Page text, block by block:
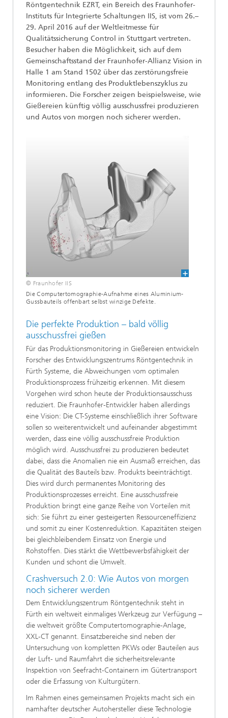
Röntgentechnik EZRT, ein Bereich des Fraunhofer-
Instituts für Integrierte Schaltungen IIS, ist vom 26.–
29. April 2016 auf der Weltleitmesse für
Qualitätssicherung Control in Stuttgart vertreten.
Besucher haben die Möglichkeit, sich auf dem
Gemeinschaftsstand der Fraunhofer-Allianz Vision in
Halle 1 am Stand 1502 über das zerstörungsfreie
Monitoring entlang des Produktlebenszyklus zu
informieren. Die Forscher zeigen beispielsweise, wie
Gießereien künftig völlig ausschussfrei produzieren
und Autos von morgen noch sicherer werden.
© Fraunhofer IIS
Die Computertomographie-Aufnahme eines Aluminium-
Gussbauteils offenbart selbst winzige Defekte.
Die perfekte Produktion – bald völlig
ausschussfrei gießen
Für das Produktionsmonitoring in Gießereien entwickeln
Forscher des Entwicklungszentrums Röntgentechnik in
Fürth Systeme, die Abweichungen vom optimalen
Produktionsprozess frühzeitig erkennen. Mit diesem
Vorgehen wird schon heute der Produktionsausschuss
reduziert. Die Fraunhofer-Entwickler haben allerdings
eine Vision: Die CT-Systeme einschließlich ihrer Software
sollen so weiterentwickelt und aufeinander abgestimmt
werden, dass eine völlig ausschussfreie Produktion
möglich wird. Ausschussfrei zu produzieren bedeutet
dabei, dass die Anomalien nie ein Ausmaß erreichen, das
die Qualität des Bauteils bzw. Produkts beeinträchtigt.
Dies wird durch permanentes Monitoring des
Produktionsprozesses erreicht. Eine ausschussfreie
Produktion bringt eine ganze Reihe von Vorteilen mit
sich: Sie führt zu einer gesteigerten Ressourceneffizienz
und somit zu einer Kostenreduktion. Kapazitäten steigen
bei gleichbleibendem Einsatz von Energie und
Rohstoffen. Dies stärkt die Wettbewerbsfähigkeit der
Kunden und schont die Umwelt.
Crashversuch 2.0: Wie Autos von morgen
noch sicherer werden
Dem Entwicklungszentrum Röntgentechnik steht in
Fürth ein weltweit einmaliges Werkzeug zur Verfügung –
die weltweit größte Computertomographie-Anlage,
XXL-CT genannt. Einsatzbereiche sind neben der
Untersuchung von kompletten PKWs oder Bauteilen aus
der Luft- und Raumfahrt die sicherheitsrelevante
Inspektion von Seefracht-Containern im Gütertransport
oder die Erfassung von Kulturgütern.
Im Rahmen eines gemeinsamen Projekts macht sich ein
namhafter deutscher Autohersteller diese Technologie